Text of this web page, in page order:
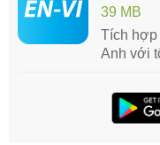
39 MB
Tích hợp
Anh với